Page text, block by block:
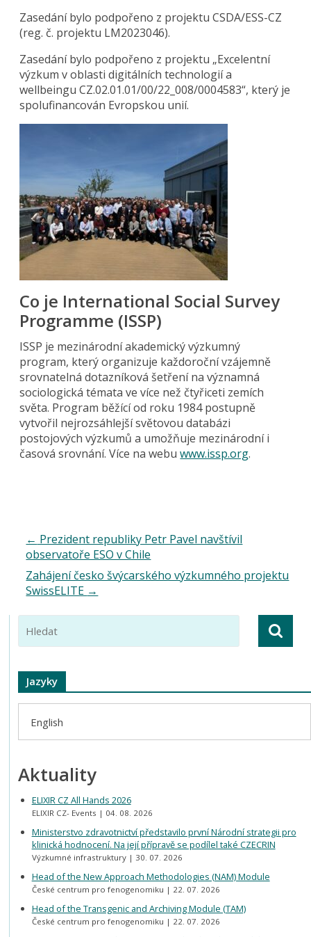
Zasedání bylo podpořeno z projektu CSDA/ESS-CZ
(reg. č. projektu LM2023046).
Zasedání bylo podpořeno z projektu „Excelentní
výzkum v oblasti digitálních technologií a
wellbeingu CZ.02.01.01/00/22_008/0004583“, který je
spolufinancován Evropskou unií.
Co je International Social Survey
Programme (ISSP)
ISSP je mezinárodní akademický výzkumný
program, který organizuje každoroční vzájemně
srovnatelná dotazníková šetření na významná
sociologická témata ve více než čtyřiceti zemích
světa. Program běžící od roku 1984 postupně
vytvořil nejrozsáhlejší světovou databázi
postojových výzkumů a umožňuje mezinárodní i
časová srovnání. Více na webuwww.issp.org.
← Prezident republiky Petr Pavel navštívil
observatoře ESO v Chile
Zahájení česko švýcarského výzkumného projektu
SwissELITE →
Jazyky
English
Aktuality
ELIXIR CZ All Hands 2026
ELIXIR CZ- Events 04. 08. 2026
Ministerstvo zdravotnictví představilo první Národní strategii pro
klinická hodnocení. Na její přípravě se podílel také CZECRIN
Výzkumné infrastruktury 30. 07. 2026
Head of the New Approach Methodologies (NAM) Module
České centrum pro fenogenomiku 22. 07. 2026
Head of the Transgenic and Archiving Module (TAM)
České centrum pro fenogenomiku 22. 07. 2026